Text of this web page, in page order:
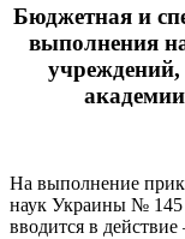
Бюджетная и
выполнения
На выполнение
наук Украины № 145
вводится в